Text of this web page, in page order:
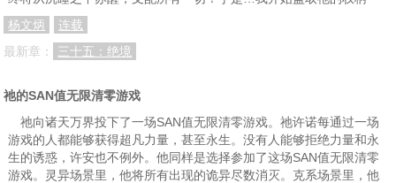
杨文炳
连载
最新章：
三十五：绝境
祂的SAN值无限清零游戏
祂向诸天万界投下了一场SAN值无限清零游戏。祂许诺每通过一场
游戏的人都能够获得超凡力量，甚至永生。没有人能够拒绝力量和永
生的诱惑，许安也不例外。他同样是选择参加了这场SAN值无限清零
游戏。灵异场景里，他将所有出现的诡异尽数消灭。克系场景里，他